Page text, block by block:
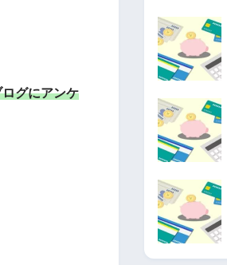
グにアンケ